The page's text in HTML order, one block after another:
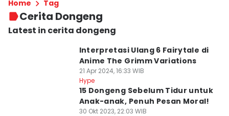
Home Tag
Cerita Dongeng
Latest in cerita dongeng
Interpretasi Ulang 6 Fairytale di
Anime The Grimm Variations
21 Apr 2024, 16:33 WIB
Hype
15 Dongeng Sebelum Tidur untuk
Anak-anak, Penuh Pesan Moral!
30 Okt 2023, 22:03 WIB